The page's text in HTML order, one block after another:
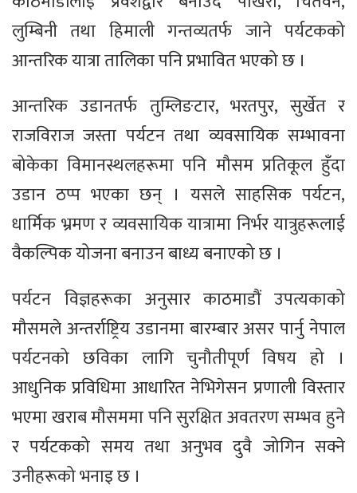
लुम्बिनी तथा हिमाली गन्तव्यतर्फ जाने पर्यटकको
आन्तरिक यात्रा तालिका पनि प्रभावित भएको छ ।
आन्तरिक उडानतर्फ तुम्लिङटार, भरतपुर, सुर्खेत र
राजविराज जस्ता पर्यटन तथा व्यवसायिक सम्भावना
बोकेका विमानस्थलहरूमा पनि मौसम प्रतिकूल हुँदा
उडान ठप्प भएका छन् । यसले साहसिक पर्यटन,
धार्मिक भ्रमण र व्यवसायिक यात्रामा निर्भर यात्रुहरूलाई
वैकल्पिक योजना बनाउन बाध्य बनाएको छ ।
पर्यटन विज्ञहरूका अनुसार काठमाडौं उपत्यकाको
मौसमले अन्तर्राष्ट्रिय उडानमा बारम्बार असर पार्नु नेपाल
पर्यटनको छविका लागि चुनौतीपूर्ण विषय हो ।
आधुनिक प्रविधिमा आधारित नेभिगेसन प्रणाली विस्तार
भएमा खराब मौसममा पनि सुरक्षित अवतरण सम्भव हुने
र पर्यटकको समय तथा अनुभव दुवै जोगिन सक्ने
उनीहरूको भनाइ छ ।